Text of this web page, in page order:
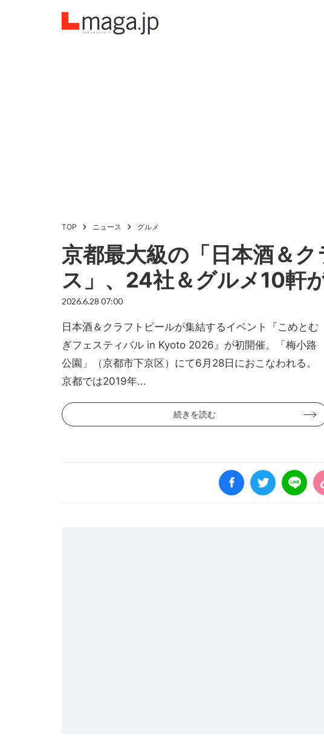
TOP ニュース グルメ
京都最大級の「日本酒＆
ス」、24社＆グルメ10軒
2026.6.28 07:00
日本酒＆クラフトビールが集結するイベント『こめとむ
ぎフェスティバル in Kyoto 2026』が初開催。「梅小路
公園」（京都市下京区）にて6月28日におこなわれる。
京都では2019年...
続きを読む